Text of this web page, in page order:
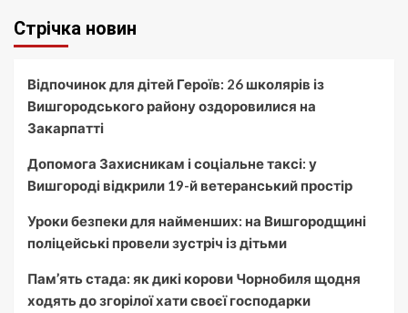
Стрічка новин
Відпочинок для дітей Героїв: 26 школярів із
Вишгородського району оздоровилися на
Закарпатті
Допомога Захисникам і соціальне таксі: у
Вишгороді відкрили 19-й ветеранський простір
Уроки безпеки для найменших: на Вишгородщині
поліцейські провели зустріч із дітьми
Пам’ять стада: як дикі корови Чорнобиля щодня
ходять до згорілої хати своєї господарки